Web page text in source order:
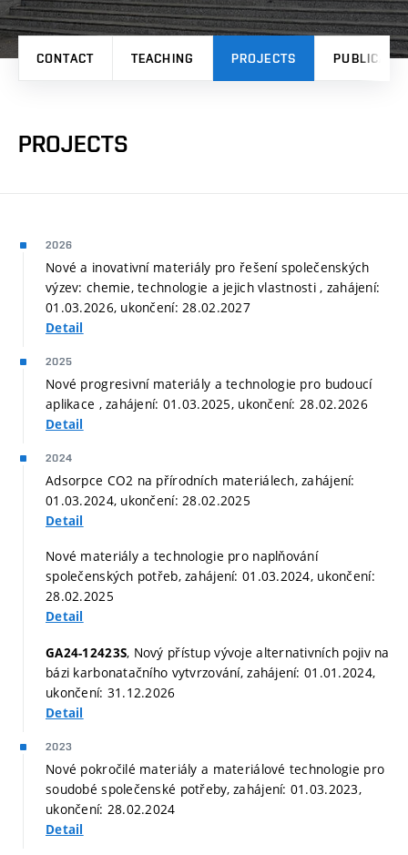
CONTACT TEACHING PROJECTS
PROJECTS
2026
Nové a inovativní materiály pro řešení společenských
výzev: chemie, technologie a jejich vlastnosti , zahájení:
01.03.2026, ukončení: 28.02.2027
Detail
2025
Nové progresivní materiály a technologie pro budoucí
aplikace , zahájení: 01.03.2025, ukončení: 28.02.2026
Detail
2024
Adsorpce CO2 na přírodních materiálech, zahájení:
01.03.2024, ukončení: 28.02.2025
Detail
Nové materiály a technologie pro naplňování
společenských potřeb, zahájení: 01.03.2024, ukončení:
28.02.2025
Detail
GA24-12423S, Nový přístup vývoje alternativních pojiv na
bázi karbonatačního vytvrzování, zahájení: 01.01.2024,
ukončení: 31.12.2026
Detail
2023
Nové pokročilé materiály a materiálové technologie pro
soudobé společenské potřeby, zahájení: 01.03.2023,
ukončení: 28.02.2024
Detail